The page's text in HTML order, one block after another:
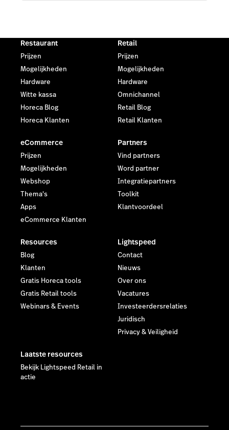
Restaurant
Prijzen
Mogelijkheden
Hardware
Witte kassa
Horeca Blog
Horeca Klanten
Retail
Prijzen
Mogelijkheden
Hardware
Omnichannel
Retail Blog
Retail Klanten
eCommerce
Prijzen
Mogelijkheden
Webshop
Thema's
Apps
eCommerce Klanten
Partners
Vind partners
Word partner
Integratiepartners
Toolkit
Klantvoordeel
Resources
Blog
Klanten
Gratis Horeca tools
Gratis Retail tools
Webinars & Events
Lightspeed
Contact
Nieuws
Over ons
Vacatures
Investeerdersrelaties
Juridisch
Privacy & Veiligheid
Laatste resources
Bekijk Lightspeed Retail in
actie